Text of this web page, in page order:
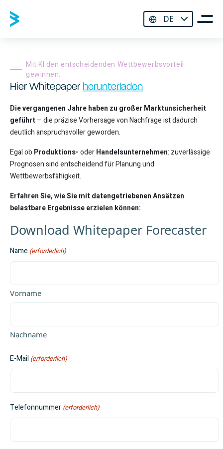
DE
Mit KI den entscheidenden Wettbewerbsvorteil
gewinnen.
Hier Whitepaper herunterladen
Die vergangenen Jahre haben zu großer Marktunsicherheit
geführt– die präzise Vorhersage von Nachfrage ist dadurch
deutlich anspruchsvoller geworden.
Egal ob Produktions-oderHandelsunternehmen: zuverlässige
Prognosen sind entscheidend für Planung und
Wettbewerbsfähigkeit.
Erfahren Sie, wie Sie mit datengetriebenen Ansätzen
belastbare Ergebnisse erzielen können:
Download Whitepaper Forecaster
Name (erforderlich)
Vorname
Nachname
E-Mail (erforderlich)
Telefonnummer (erforderlich)